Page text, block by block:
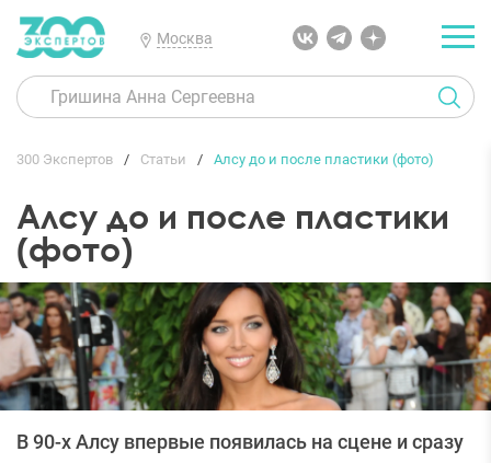
Москва
300 Экспертов Статьи Алсу до и после пластики (фото)
Алсу до и после пластики
(фото)
В 90-х Алсу впервые появилась на сцене и сразу